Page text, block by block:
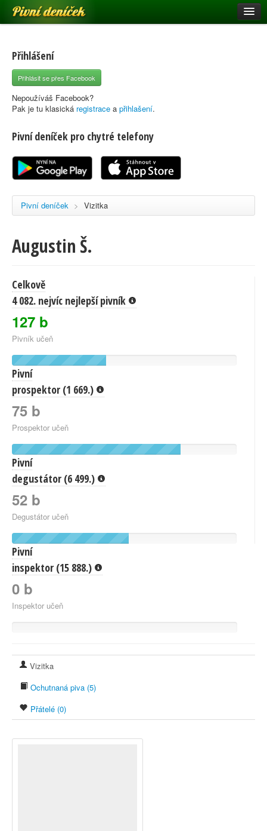
Pivní deníček
Pivní mapa
Pivní značky
Nápověda
Registrace
Přihlášení
Přihlásit se přes Facebook
Nepoužíváš Facebook?
Pak je tu klasická registrace a přihlašení.
Pivní deníček pro chytré telefony
Pivní deníček > Vizitka
Augustin Š.
Celkově
4 082. nejvíc nejlepší pivník
127 b
Pivník učeň
Pivní
prospektor (1 669.)
75 b
Prospektor učeň
Pivní
degustátor (6 499.)
52 b
Degustátor učeň
Pivní
inspektor (15 888.)
0 b
Inspektor učeň
Vizitka
Ochutnaná piva (5)
Přátelé (0)